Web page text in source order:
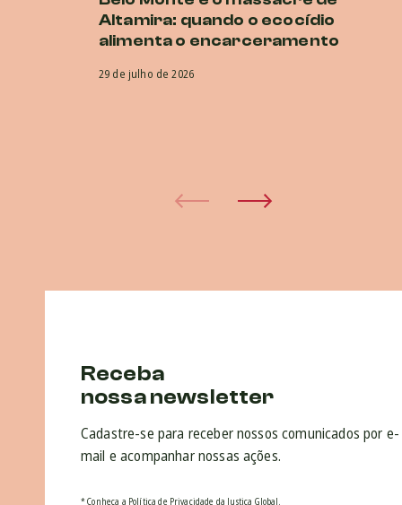
Altamira: quando o ecocídio
alimenta o encarceramento
29 de julho de 2026
Receba
nossa newsletter
Cadastre-se para receber nossos comunicados por e-
mail e acompanhar nossas ações.
* Conheça a Política de Privacidade da Justiça Global.